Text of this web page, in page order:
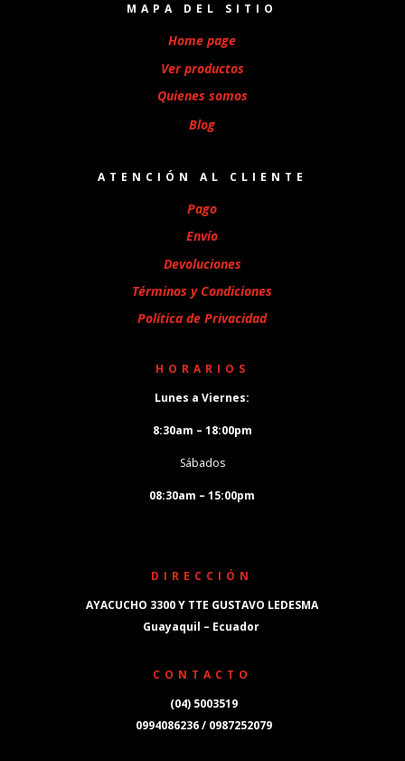
MAPA DEL SITIO
Home page
Ver productos
Quienes somos
Blog
ATENCIÓN AL CLIENTE
Pago
Envío
Devoluciones
Términos y Condiciones
Política de Privacidad
HORARIOS
Lunes a Viernes:
8:30am – 18:00pm
Sábados
08:30am – 15:00pm
DIRECCIÓN
AYACUCHO 3300 Y TTE GUSTAVO LEDESMA
Guayaquil – Ecuador
CONTACTO
(04) 5003519
0994086236 / 0987252079